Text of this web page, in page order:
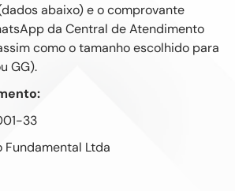
abaixo) e o comprovante
da Central de Atendimento
como o tamanho escolhido para
GG).
33
Fundamental Ltda